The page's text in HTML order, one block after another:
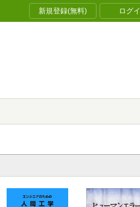
新規登録(無料) ログ